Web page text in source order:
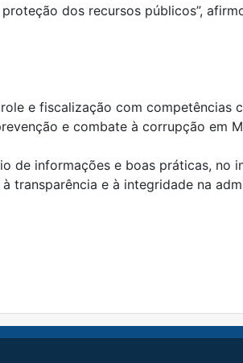
dos recursos públicos”,
e fiscalização com
e combate à corrupção em
de informações e boas práticas, no
transparência e à integridade na